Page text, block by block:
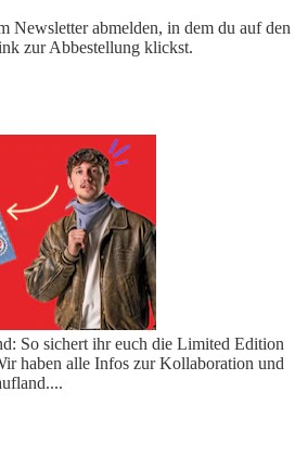
Newsletter abmelden, in dem du auf den
zur Abbestellung klickst.
So sichert ihr euch die Limited Edition
haben alle Infos zur Kollaboration und
...